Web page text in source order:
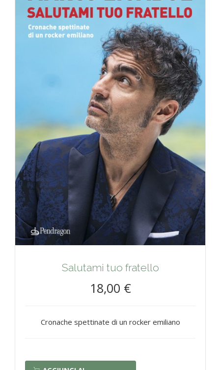
Salutami tuo fratello
18,00 €
Cronache spettinate di un rocker emiliano